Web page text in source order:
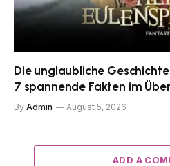
Die unglaubliche
7 spannende Fakten im
By Admin August 5, 2026
ADD A